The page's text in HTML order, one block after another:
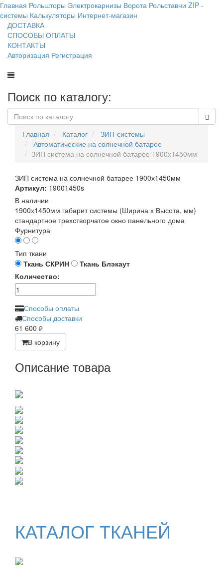
Главная Рольшторы Электрокарнизы Ворота Рольставни ZIP -
системы Калькуляторы Интернет-магазин
ДОСТАВКА
СПОСОБЫ ОПЛАТЫ
КОНТАКТЫ
Авторизация Регистрация
Поиск по каталогу:
Главная Каталог
ЗИП-системы
Автоматические на солнечной батарее
ЗИП система на солнечной батарее 1900х1450мм
ЗИП система на солнечной батарее 1900х1450мм
Артикул: 19001450s
В наличии
1900х1450мм габарит системы (Ширина х Высота, мм)
стандартное трехстворчатое окно панельного дома
Фурнитура
Тип ткани
Ткань СКРИН
Ткань Блэкаут
Количество:
Способы оплаты
Способы доставки
61 600 руб.
В корзину
Описание товара
КАТАЛОГ ТКАНЕЙ